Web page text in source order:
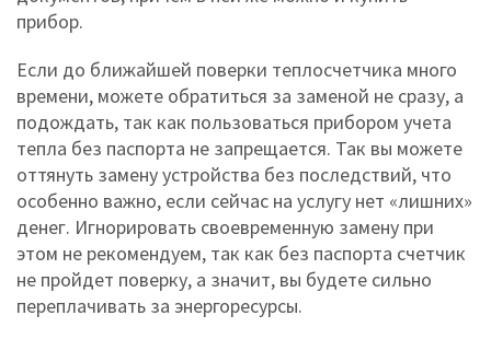
прибор.
Если до ближайшей поверки теплосчетчика много
времени, можете обратиться за заменой не сразу, а
подождать, так как пользоваться прибором учета
тепла без паспорта не запрещается. Так вы можете
оттянуть замену устройства без последствий, что
особенно важно, если сейчас на услугу нет «лишних»
денег. Игнорировать своевременную замену при
этом не рекомендуем, так как без паспорта счетчик
не пройдет поверку, а значит, вы будете сильно
переплачивать за энергоресурсы.